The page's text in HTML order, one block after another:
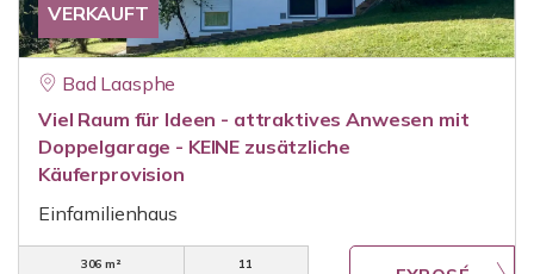
VERKAUFT
Bad Laasphe
Viel Raum für Ideen - attraktives Anwesen mit
Doppelgarage - KEINE zusätzliche
Käuferprovision
Einfamilienhaus
306 m²
11